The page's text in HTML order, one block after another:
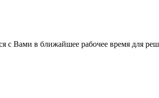
с Вами в ближайшее рабочее время для